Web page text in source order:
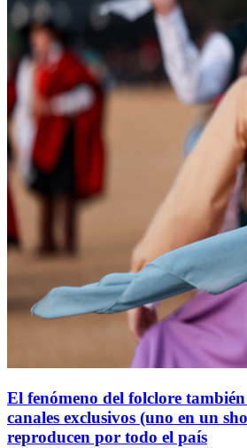
El fenómeno del folclore
canales exclusivos (uno en un
reproducen por todo el país